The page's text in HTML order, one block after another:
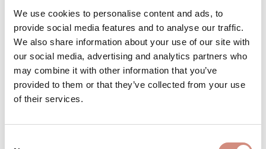
We use cookies to personalise content and ads, to
provide social media features and to analyse our traffic.
We also share information about your use of our site with
our social media, advertising and analytics partners who
may combine it with other information that you’ve
provided to them or that they’ve collected from your use
of their services.
Produkt Anzahl: Gib den
Stk IN DEN WARENKORB
Produktnummer:AJsoft-ltd-pro-s-pp